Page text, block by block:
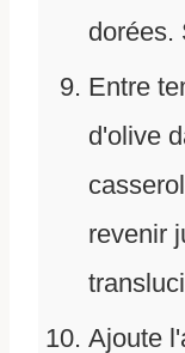
dorées.
Entre
d'olive
revenir
Ajoute